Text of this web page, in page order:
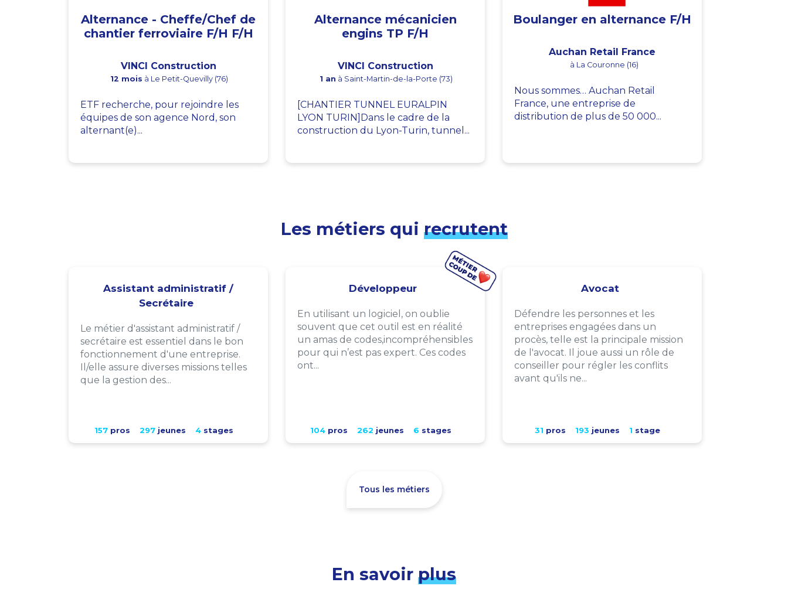
Alternance - Cheffe/Chef de
chantier ferroviaire F/H F/H
VINCI Construction
12 mois à Le Petit-Quevilly (76)
ETF recherche, pour rejoindre les
équipes de son agence Nord, son
alternant(e)...
Alternance mécanicien
engins TP F/H
VINCI Construction
1 an à Saint-Martin-de-la-Porte (73)
[CHANTIER TUNNEL EURALPIN
LYON TURIN]Dans le cadre de la
construction du Lyon-Turin, tunnel...
Boulanger en alternance F/H
Auchan Retail France
à La Couronne (16)
Nous sommes… Auchan Retail
France, une entreprise de
distribution de plus de 50 000...
Les métiers qui recrutent
Assistant administratif /
Secrétaire
Le métier d'assistant administratif /
secrétaire est essentiel dans le bon
fonctionnement d'une entreprise.
Il/elle assure diverses missions telles
que la gestion des...
157pros 297jeunes 4stages
Développeur
En utilisant un logiciel, on oublie
souvent que cet outil est en réalité
un amas de codes,incompréhensibles
pour qui n’est pas expert. Ces codes
ont...
104pros 262 jeunes 6 stages
Avocat
Défendre les personnes et les
entreprises engagées dans un
procès, telle est la principale mission
de l'avocat. Il joue aussi un rôle de
conseiller pour régler les conflits
avant qu'ils ne...
31 pros 193 jeunes 1 stage
Tous les métiers
En savoir plus